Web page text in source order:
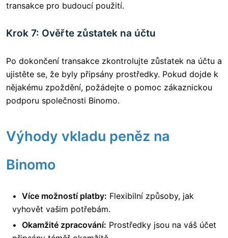
transakce pro budoucí použití.
Krok 7: Ověřte zůstatek na účtu
Po dokončení transakce zkontrolujte zůstatek na účtu a
ujistěte se, že byly připsány prostředky. Pokud dojde k
nějakému zpoždění, požádejte o pomoc zákaznickou
podporu společnosti Binomo.
Výhody vkladu peněz na
Binomo
Více možností platby: Flexibilní způsoby, jak
vyhovět vašim potřebám.
Okamžité zpracování: Prostředky jsou na váš účet